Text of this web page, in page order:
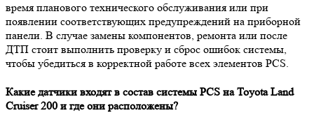
время планового технического обслуживания или при
появлении соответствующих предупреждений на приборной
панели. В случае замены компонентов, ремонта или после
ДТП стоит выполнить проверку и сброс ошибок системы,
чтобы убедиться в корректной работе всех элементов PCS.
Какие датчики входят в состав системы PCS на Toyota Land
Cruiser 200 и где они расположены?